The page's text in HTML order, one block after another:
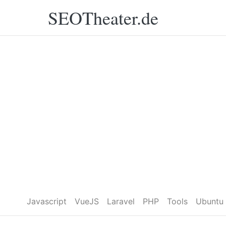
SEOTheater.de
Javascript VueJS Laravel PHP Tools Ubuntu